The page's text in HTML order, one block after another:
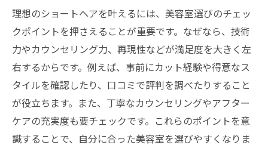
理想のショートヘアを叶えるには、美容室選びのチェッ
クポイントを押さえることが重要です。なぜなら、技術
力やカウンセリング力、再現性などが満足度を大きく左
右するからです。例えば、事前にカット経験や得意なス
タイルを確認したり、口コミで評判を調べたりすること
が役立ちます。また、丁寧なカウンセリングやアフター
ケアの充実度も要チェックです。これらのポイントを意
識することで、自分に合った美容室を選びやすくなりま